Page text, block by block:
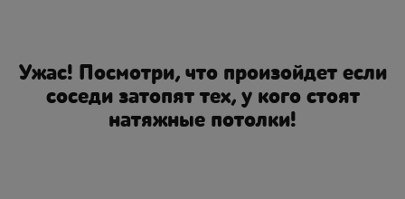
Ужас! Посмотри, что произойдет если
соседи затопят тех, у кого стоят
натяжные потолки!